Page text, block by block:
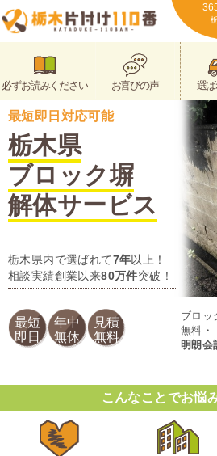
必ずお読みください お喜びの声 選
最短即日対応可能
栃木県
ブロック塀
解体サービス
栃木県内で選ばれて7年以上！
相談実績創業以来80万件突破！
最短
即日
年中
無休
見積
無料
ブロッ
無料・
明朗会
こんなことでお悩